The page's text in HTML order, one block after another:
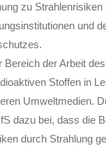
zu Strahlenrisiken
und
Bereich der Arbeit
Stoffen in
Umweltmedien.
dazu bei, dass die
durch Strahlung